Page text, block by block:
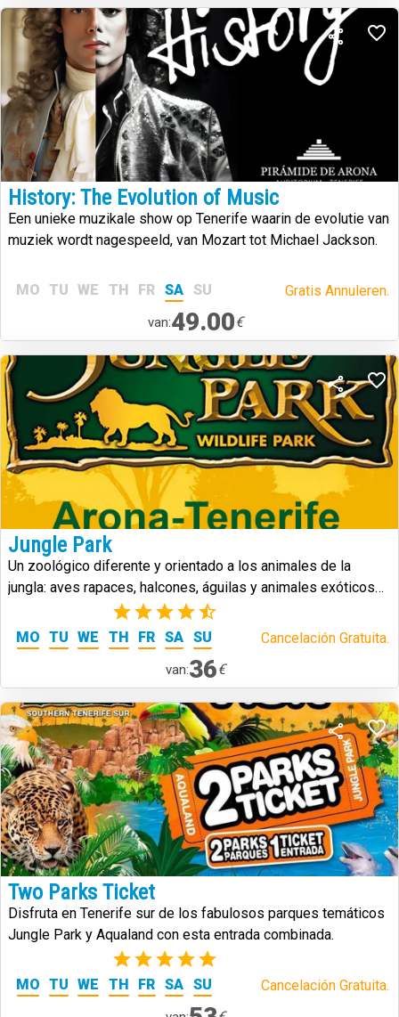
History: The Evolution of Music
Een unieke muzikale show op Tenerife waarin de evolutie van
muziek wordt nagespeeld, van Mozart tot Michael Jackson.
MO TU WE TH FR SA SU Gratis Annuleren.
van:49.00€
Jungle Park
Un zoológico diferente y orientado a los animales de la
jungla: aves rapaces, halcones, águilas y animales exóticos
(5)
MO TU WE TH FR SA SU Cancelación Gratuita.
van:36€
Two Parks Ticket
Disfruta en Tenerife sur de los fabulosos parques temáticos
Jungle Park y Aqualand con esta entrada combinada.
(2)
MO TU WE TH FR SA SU Cancelación Gratuita.